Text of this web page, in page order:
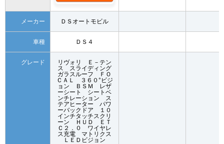
メーカー ＤＳオートモビル
車種 ＤＳ４
グレード
リヴォリ Ｅ－テン
ス スライディング
ガラスルーフ ＦＯ
ＣＡＬ ３６０°ビジ
ョン ＢＳＭ レザ
ーシート シートベ
ンチレーション ス
テアヒーター パワ
ーバックドア １０
インチタッチスクリ
ーン ＨＵＤ ＥＴ
Ｃ２．０ ワイヤレ
ス充電 マトリクス
ＬＥＤビジョン